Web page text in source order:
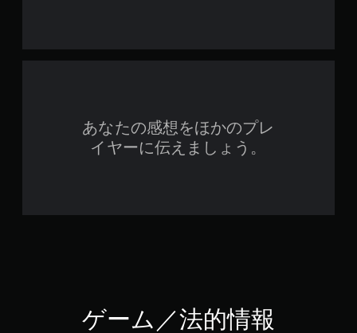
あなたの感想をほかのプレ
イヤーに伝えましょう。
ゲーム／法的情報